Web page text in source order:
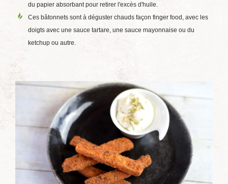
du papier absorbant pour retirer l'excès d'huile.
Ces bâtonnets sont à déguster chauds façon finger food, avec les
doigts avec une sauce tartare, une sauce mayonnaise ou du
ketchup ou autre.